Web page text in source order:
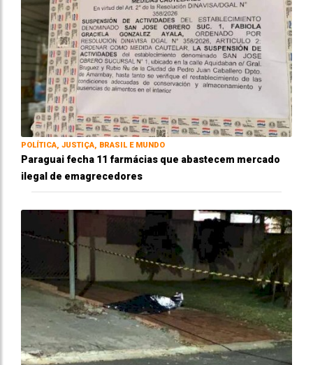
POLÍTICA, JUSTIÇA, BRASIL E MUNDO
Paraguai fecha 11 farmácias que abastecem mercado
ilegal de emagrecedores